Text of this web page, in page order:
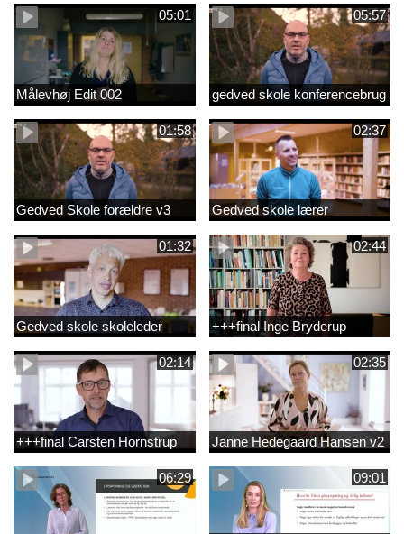
05:01
Målevhøj Edit 002
05:57
gedved skole konferencebrug
01:58
Gedved Skole forældre v3
02:37
Gedved skole lærer
01:32
Gedved skole skoleleder
02:44
+++final Inge Bryderup
02:14
+++final Carsten Hornstrup
02:35
Janne Hedegaard Hansen v2
06:29 09:01